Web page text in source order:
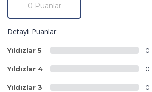
0 Puanlar
Detaylı Puanlar
Yıldızlar 5 0
Yıldızlar 4 0
Yıldızlar 3 0